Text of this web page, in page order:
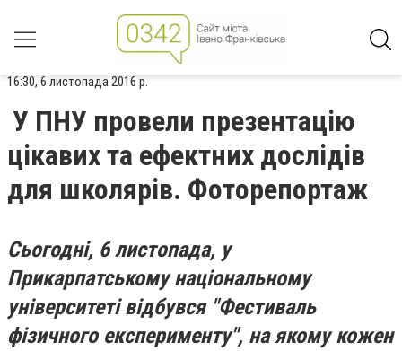
16:30, 6 листопада 2016 р.
У ПНУ провели презентацію
цікавих та ефектних дослідів
для школярів. Фоторепортаж
Сьогодні, 6 листопада, у
Прикарпатському національному
університеті відбувся "Фестиваль
фізичного експерименту", на якому кожен